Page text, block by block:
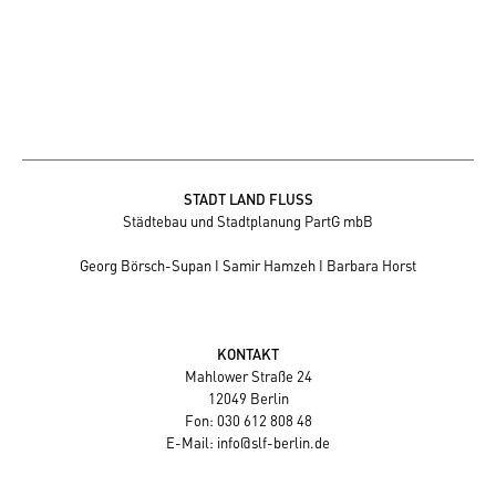
STADT LAND FLUSS
Städtebau und Stadtplanung PartG mbB
Georg Börsch-Supan I Samir Hamzeh I Barbara Horst
KONTAKT
Mahlower Straße 24
12049 Berlin
Fon: 030 612 808 48
E-Mail: info@slf-berlin.de